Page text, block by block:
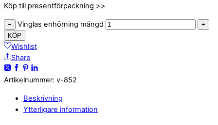
Köp till presentförpackning >>
− Vinglas enhörning mängd
+
KÖP
Wishlist
Share
Artikelnummer: v-852
Beskrivning
Ytterligare information